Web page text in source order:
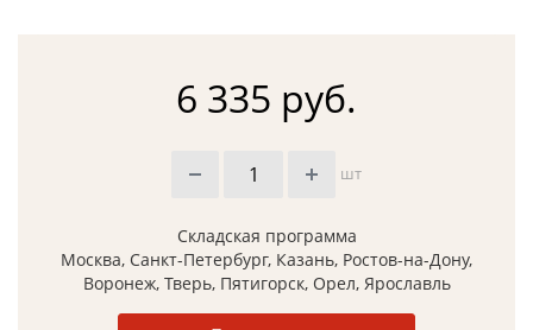
6 335 руб.
шт
Складская программа
Москва, Санкт-Петербург, Казань, Ростов-на-Дону,
Воронеж, Тверь, Пятигорск, Орел, Ярославль